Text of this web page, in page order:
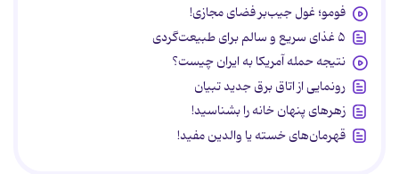
فومو؛ غول جیب‌بر فضای مجازی!
۵ غذای سریع و سالم برای طبیعت‌گردی
نتیجه حمله آمریکا به ایران چیست؟
رونمایی از اتاق برق جدید تبیان
زهرهای پنهان خانه را بشناسید!
قهرمان‌های خسته یا والدین مفید!